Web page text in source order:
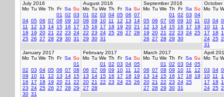
July 2016
Mo Tu We Th Fr Sa Su
01
02 03
04 05 06 07 08 09
10
11
12 13 14 15 16
17
18
19 20 21 22 23 24
25 26 27 28 29 30 31
August 2016
Mo Tu We Th Fr Sa Su
01
02 03 04 05 06 07
08 09 10 11 12 13
14
15 16 17 18 19 20 21
22 23 24 25 26 27 28
29 30 31
September 2016
Mo Tu We Th Fr Sa Su
01
02 03 04
05 06 07 08 09 10 11
12
13 14 15 16 17
18
19 20 21 22 23 24 25
26 27 28 29 30
October
Mo Tu
03 04
10 11
17
18
24 25
31
January 2017
Mo Tu We Th Fr Sa Su
01
02 03 04 05 06 07 08
09
10 11 12 13 14 15
16
17 18 19 20 21
22
23 24 25 26 27 28 29
30 31
February 2017
Mo Tu We Th Fr Sa Su
01
02 03 04 05
06 07 08 09 10 11
12
13
14 15 16 17 18
19
20 21 22 23 24 25 26
27 28
March 2017
Mo Tu We Th Fr Sa Su
01
02 03 04 05
06 07 08 09 10 11
12
13
14 15 16 17 18
19
20 21 22 23 24 25
27 28 29 30 31
April
Mo Tu
03 04
10 11
17
18
24 25